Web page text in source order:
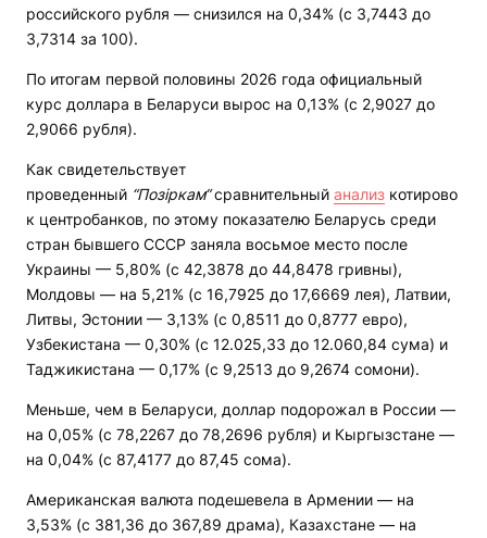
российского рубля — снизился на 0,34% (с 3,7443 до
3,7314 за 100).
По итогам первой половины 2026 года официальный
курс доллара в Беларуси вырос на 0,13% (с 2,9027 до
2,9066 рубля).
Как свидетельствует
проведенный “Позіркам“сравнительный анализ котирово
к центробанков, по этому показателю Беларусь среди
стран бывшего СССР заняла восьмое место после
Украины — 5,80% (с 42,3878 до 44,8478 гривны),
Молдовы — на 5,21% (с 16,7925 до 17,6669 лея), Латвии,
Литвы, Эстонии — 3,13% (с 0,8511 до 0,8777 евро),
Узбекистана — 0,30% (с 12.025,33 до 12.060,84 сума) и
Таджикистана — 0,17% (с 9,2513 до 9,2674 сомони).
Меньше, чем в Беларуси, доллар подорожал в России —
на 0,05% (с 78,2267 до 78,2696 рубля) и Кыргызстане —
на 0,04% (с 87,4177 до 87,45 сома).
Американская валюта подешевела в Армении — на
3,53% (с 381,36 до 367,89 драма), Казахстане — на